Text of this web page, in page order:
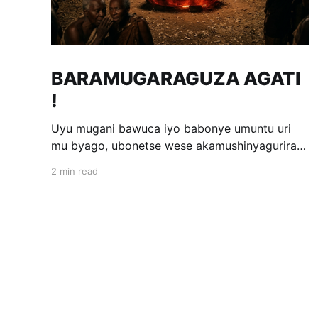
BARAMUGARAGUZA AGATI
!
Uyu mugani bawuca iyo babonye umuntu uri
mu byago, ubonetse wese akamushinyagurira
2 min read